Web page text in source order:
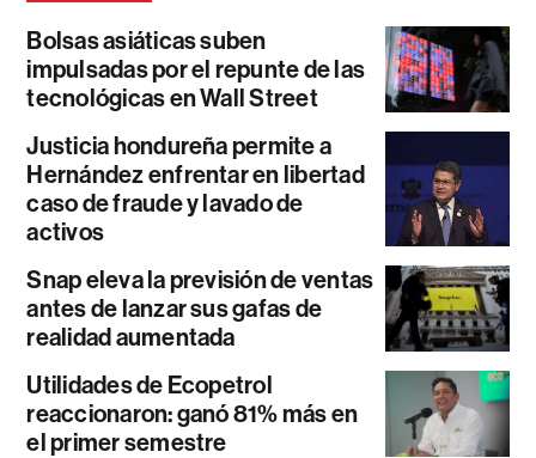
Bolsas asiáticas suben
impulsadas por el repunte de las
tecnológicas en Wall Street
Justicia hondureña permite a
Hernández enfrentar en libertad
caso de fraude y lavado de
activos
Snap eleva la previsión de ventas
antes de lanzar sus gafas de
realidad aumentada
Utilidades de Ecopetrol
reaccionaron: ganó 81% más en
el primer semestre